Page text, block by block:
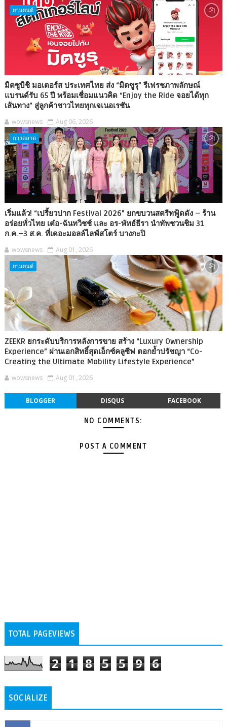
ยานยนต์
มิตซูบิชิ มอเตอร์ส ประเทศไทย ส่ง “มิตซูรุ” รีเฟรชภาพลักษณ์
แบรนด์รับ 65 ปี พร้อมเชื่อมแนวคิด “Enjoy the Ride จอยได้ทุก
เส้นทาง” สู่ลูกค้าชาวไทยทุกเจเนอเรชัน
wowsnews Aug 06, 2026
การตลาด
เริ่มแล้ว! “เปรี้ยวปาก Festival 2026” ยกขบวนสตรีทฟู้ดดัง – ร้าน
อร่อยทั่วไทย เต๋อ-ฉันทวิชช์ และ อร-พัทธ์ธีรา นำทัพชวนชิม 31
ก.ค.–3 ส.ค. ที่เดอะมอลล์ไลฟ์สโตร์ บางกะปิ
wowsnews Aug 01, 2026
ยานยนต์
ZEEKR ยกระดับบริการหลังการขาย สร้าง “Luxury Ownership
Experience” ผ่านเอกสิทธิ์สุดเอ็กซ์คลูซีฟ ตอกย้ำปรัชญา “Co-
Creating the Ultimate Mobility Lifestyle Experience”
wowsnews Aug 01, 2026
BLOGGER DISQUS FACEBOOK
NO COMMENTS:
POST A COMMENT
TOTAL PAGEVIEWS
2 1 8 5 5 9 6
SOCIALIZE